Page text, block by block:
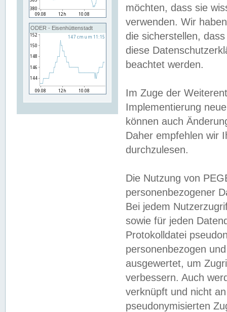
ODER - Eisenhüttenstadt
möchten, dass sie
verwenden. Wir
die sicherstellen,
diese
beachtet werden.
Im Zuge der
Implementierung
können auch
Daher empfehlen wir
durchzulesen.
Die Nutzung von
personenbezogener
Bei jedem
sowie für jeden
Protokolldatei
personenbezogen
ausgewertet, um
verbessern. Auch
verknüpft und nicht
pseudonymisierten